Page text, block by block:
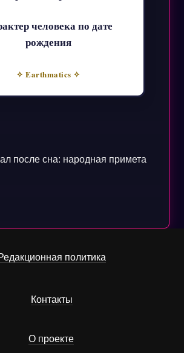
человека по дате
рождения
✧ Earthmatics ✧
после сна: народная примета
политика
Контакты
О проекте